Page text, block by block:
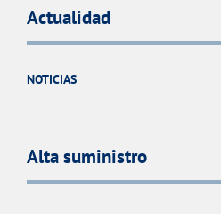
Actualidad
NOTICIAS
Alta suministro